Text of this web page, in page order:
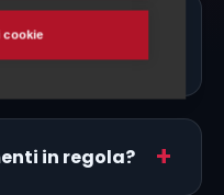
in regola?
cookie